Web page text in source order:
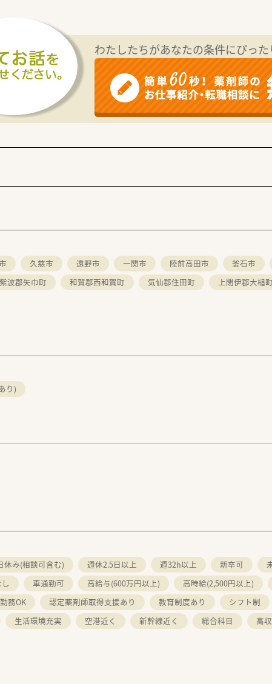
」という認定をいただきました！】
をコンセプトとして掲げていますが、当病院を支えている従
した。
てサポート体制も整っています。
ける職場になっています♪
！】
スなどにも参加しており、薬剤師としてのやりがいを感じ
！
みたい方
わたしたちがあなたの条件にぴった
久慈市 遠野市 一関市 陸前高田市 釜石市
紫波郡矢巾町 和賀郡西和賀町 気仙郡住田町 上閉伊郡大槌町
り)
休み(相談可含む) 週休2.5日以上 週32h以上 新卒可
車通勤可 高給与(600万円以上) 高時給(2,500円以上)
務OK 認定薬剤師取得支援あり 教育制度あり シフト制
生活環境充実 空港近く 新幹線近く 総合科目 高